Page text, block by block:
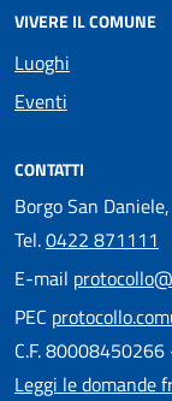
VIVERE IL COMUNE
Luoghi
Eventi
CONTATTI
Borgo San
Tel.0422 871111
E-mail
PEC
C.F.
Leggi le domande